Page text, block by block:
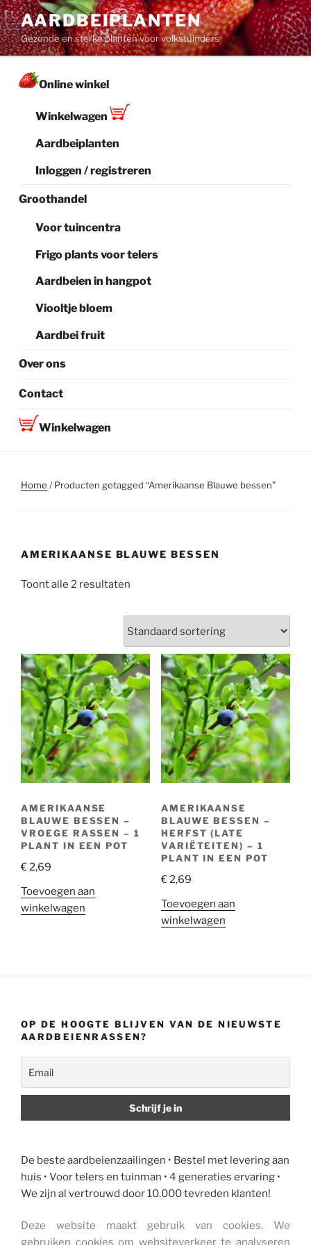
Ga
naar
de
inhoud
AARDBEIPLANTEN
Gezonde en sterke planten voor volkstuinders
Online winkel
Winkelwagen
Aardbeiplanten
Inloggen / registreren
Groothandel
Voor tuincentra
Frigo plants voor telers
Aardbeien in hangpot
Viooltje bloem
Aardbei fruit
Over ons
Contact
Winkelwagen
Home / Producten getagged “Amerikaanse Blauwe bessen”
AMERIKAANSE BLAUWE BESSEN
Toont alle 2 resultaten
AMERIKAANSE
BLAUWE BESSEN –
VROEGE RASSEN – 1
PLANT IN EEN POT
€2,69
Toevoegen aan
winkelwagen
AMERIKAANSE
BLAUWE BESSEN –
HERFST (LATE
VARIËTEITEN) – 1
PLANT IN EEN POT
€2,69
Toevoegen aan
winkelwagen
OP DE HOOGTE BLIJVEN VAN DE NIEUWSTE
AARDBEIENRASSEN?
De beste aardbeienzaailingen • Bestel met levering aan
huis • Voor telers en tuinman • 4 generaties ervaring •
We zijn al vertrouwd door 10.000 tevreden klanten!
Deze website maakt gebruik van cookies. We
gebruiken cookies om websiteverkeer te analyseren